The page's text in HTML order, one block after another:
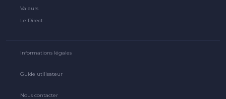
Valeurs
Le Direct
Informations légales
Guide utilisateur
Nous contacter